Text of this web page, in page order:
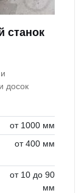
станок
досок
от 1000 мм
от 400 мм
от 10 до 90
мм